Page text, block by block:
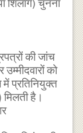
शिलांग) चुनना
की जांच
को
में प्रतिनियुक्त
मिलती है।